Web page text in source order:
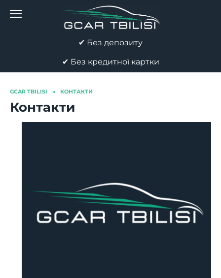
✔ Без депозиту
✔ Без кредитної картки
GCAR TBILISI » КОНТАКТИ
Контакти